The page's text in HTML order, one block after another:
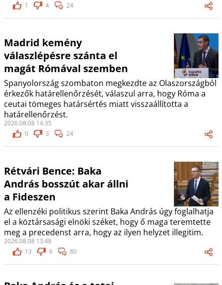
1
4 24
Madrid kemény
válaszlépésre szánta el
magát Rómával szemben
Spanyolország szombaton megkezdte az Olaszországból
érkezők határellenőrzését, válaszul arra, hogy Róma a
ceutai tömeges határsértés miatt visszaállította a
határellenőrzést.
2026.08.08 14:35
0
3 24
Rétvári Bence: Baka
András bosszút akar állni
a Fideszen
Az ellenzéki politikus szerint Baka András úgy foglalhatja
el a köztársasági elnöki széket, hogy ő maga teremtette
meg a precedenst arra, hogy az ilyen helyzet illegitim.
2026.08.08 13:48
13
6 80